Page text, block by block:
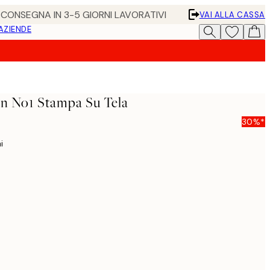
IN 3-5 GIORNI LAVORATIVI
VAI ALLA CASSA
No1 Stampa Su Tela
30%*